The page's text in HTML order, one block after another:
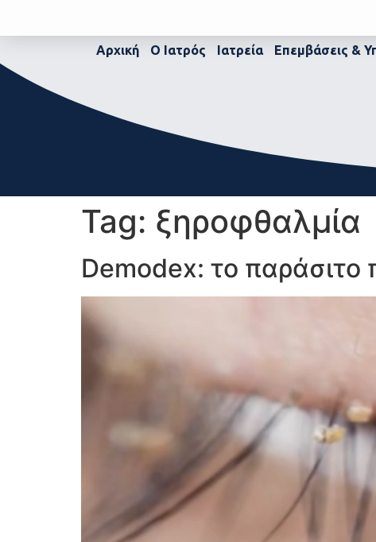
Αρχική Ο Ιατρός Ιατρεία
Επεμβάσεις &
Tag: ξηροφθαλμία
Demodex: το παράσιτο